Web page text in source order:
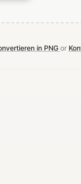
in PNG or